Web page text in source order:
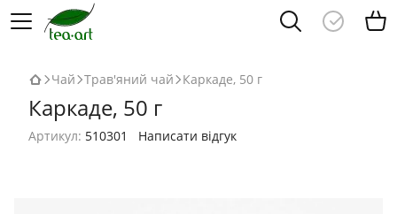
Чай Трав'яний чай Каркаде, 50 г
Каркаде, 50 г
Артикул: 510301 Написати відгук